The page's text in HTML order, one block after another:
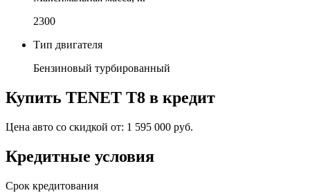
2300
Тип двигателя
Бензиновый турбированный
Купить TENET T8 в кредит
Цена авто со скидкой от: 1 595 000 руб.
Кредитные условия
Срок кредитования